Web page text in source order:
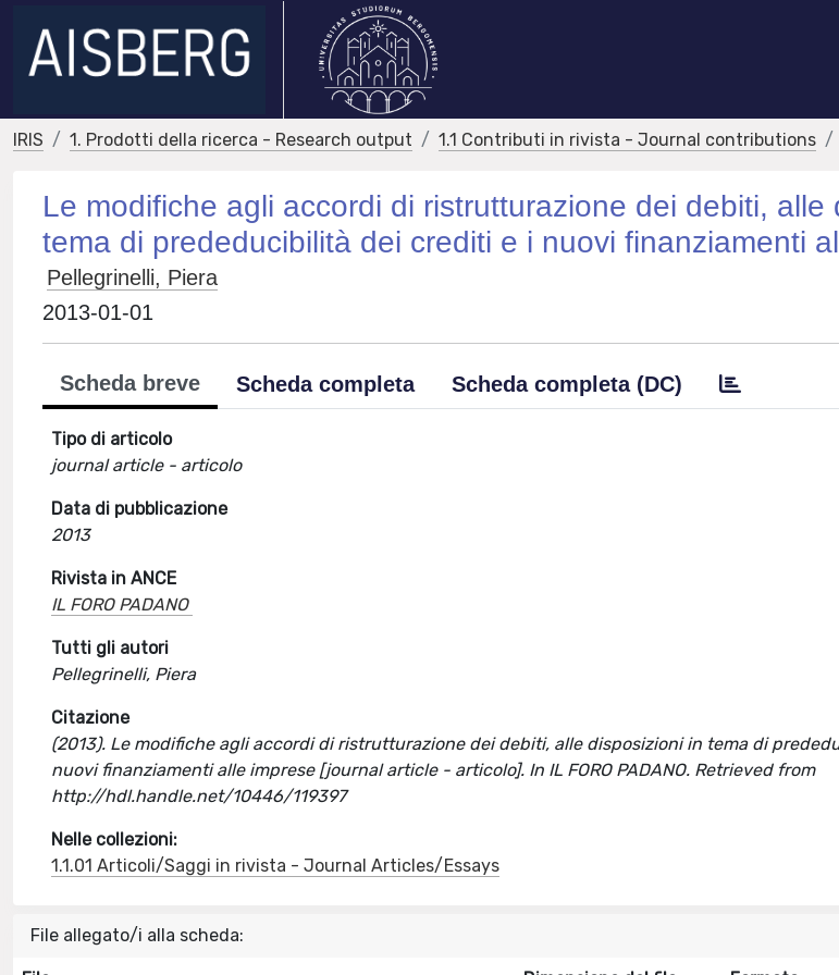
IRIS 1. Prodotti della ricerca - Research output 1.1 Contributi in rivista - Journal contributions
Le modifiche agli accordi di ristrutturazione dei debiti, alle
tema di prededucibilità dei crediti e i nuovi finanziamenti
Pellegrinelli, Piera
2013-01-01
Scheda breve Scheda completa Scheda completa (DC)
Tipo di articolo
journal article - articolo
Data di pubblicazione
2013
Rivista in ANCE
IL FORO PADANO
Tutti gli autori
Pellegrinelli, Piera
Citazione
(2013). Le modifiche agli accordi di ristrutturazione dei debiti, alle disposizioni in tema di
nuovi finanziamenti alle imprese [journal article - articolo]. In IL FORO PADANO. Retrieved from
http://hdl.handle.net/10446/119397
Nelle collezioni:
1.1.01 Articoli/Saggi in rivista - Journal Articles/Essays
File allegato/i alla scheda: